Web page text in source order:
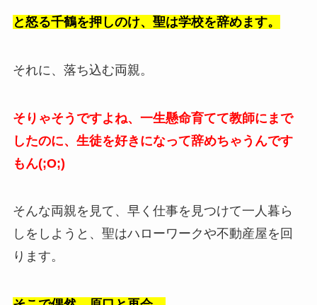
と怒る千鶴を押しのけ、聖は学校を辞めます。
それに、落ち込む両親。
そりゃそうですよね、一生懸命育てて教師にまで
したのに、生徒を好きになって辞めちゃうんです
もん(;O;)
そんな両親を見て、早く仕事を見つけて一人暮ら
しをしようと、聖はハローワークや不動産屋を回
ります。